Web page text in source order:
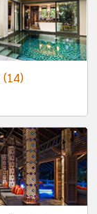
(14)